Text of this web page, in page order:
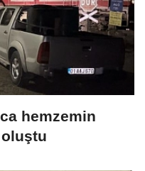
hemzemin